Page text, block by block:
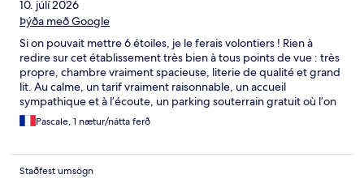
10. júlí 2026
Þýða með Google
Si on pouvait mettre 6 étoiles, je le ferais volontiers ! Rien à
redire sur cet établissement très bien à tous points de vue : très
propre, chambre vraiment spacieuse, literie de qualité et grand
lit. Au calme, un tarif vraiment raisonnable, un accueil
sympathique et à l’écoute, un parking souterrain gratuit où l’on
trouve facilement de la place, nous y reviendrons sans hésiter à
la prochaine occasion.
Pascale, 1 nætur/nátta ferð
Staðfest umsögn